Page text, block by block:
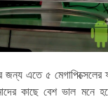
এতে ৫ মেগাপিক্সেলের
কাছে বেশ ভাল মনে